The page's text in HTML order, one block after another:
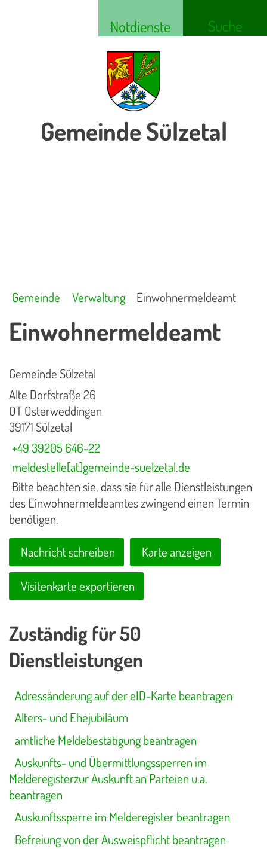
Notdienste Suche
Gemeinde Sülzetal
Gemeinde Verwaltung Einwohnermeldeamt
Einwohnermeldeamt
Gemeinde Sülzetal
Alte Dorfstraße 26
OT Osterweddingen
39171 Sülzetal
+49 39205 646-22
meldestelle[at]gemeinde-suelzetal.de
Bitte beachten sie, dass sie für alle Dienstleistungen
des Einwohnermeldeamtes zwingend einen Termin
benötigen.
Nachricht schreiben Karte anzeigen
Visitenkarte exportieren
Zuständig für 50
Dienstleistungen
Adressänderung auf der eID-Karte beantragen
Alters- und Ehejubiläum
amtliche Meldebestätigung beantragen
Auskunfts- und Übermittlungssperren im
Melderegisterzur Auskunft an Parteien u.a.
beantragen
Auskunftssperre im Melderegister beantragen
Befreiung von der Ausweispflicht beantragen